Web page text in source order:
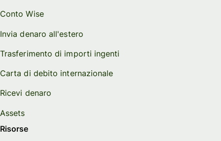
Conto Wise
Invia denaro all'estero
Trasferimento di importi ingenti
Carta di debito internazionale
Ricevi denaro
Assets
Risorse